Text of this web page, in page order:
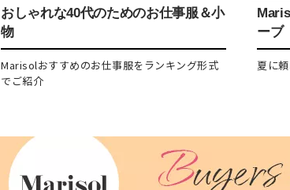
おしゃれな40代のためのお仕事服＆小
物
Marisolおすすめのお仕事服をランキング形式
でご紹介
ーブ
夏に